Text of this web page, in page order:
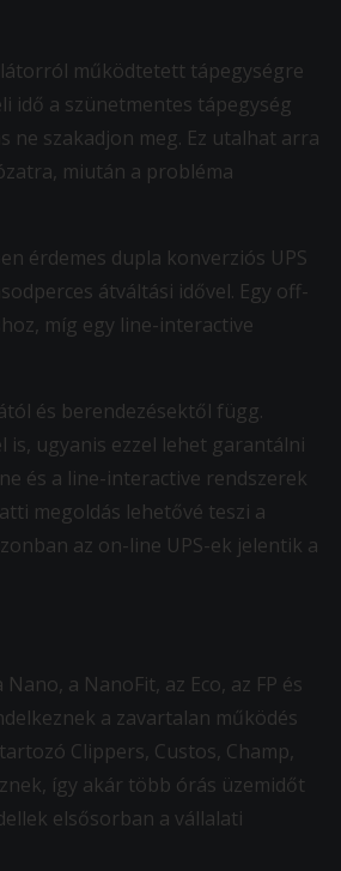
működtetett tápegységre
idő a szünetmentes tápegység
ne szakadjon meg. Ez utalhat arra
miután a probléma
érdemes dupla konverziós UPS
átváltási idővel. Egy off-
míg egy line-interactive
és berendezésektől függ.
is, ugyanis ezzel lehet garantálni
és a line-interactive rendszerek
megoldás lehetővé teszi a
az on-line UPS-ek jelentik a
a NanoFit, az Eco, az FP és
a zavartalan működés
Clippers, Custos, Champ,
így akár több órás üzemidőt
elsősorban a vállalati